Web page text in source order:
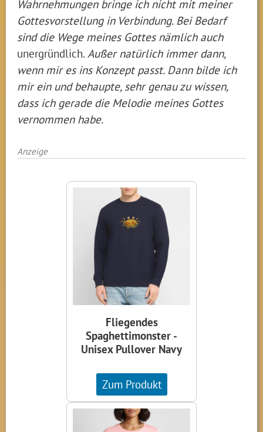
Wahrnehmungen bringe ich nicht mit meiner
Gottesvorstellung in Verbindung. Bei Bedarf
sind die Wege meines Gottes nämlich auch
unergründlich. Außer natürlich immer dann,
wenn mir es ins Konzept passt. Dann bilde ich
mir ein und behaupte, sehr genau zu wissen,
dass ich gerade die Melodie meines Gottes
vernommen habe.
Anzeige
Fliegendes
Spaghettimonster -
Unisex Pullover Navy
Zum Produkt